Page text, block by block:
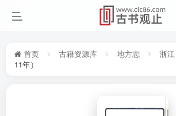
首页 古籍资源库 地方志 浙江
11年）